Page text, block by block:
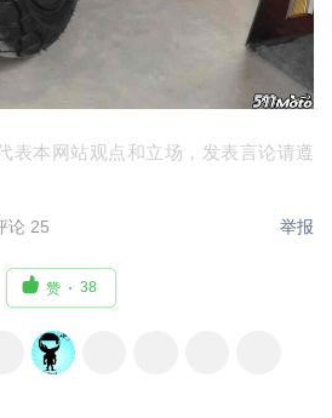
表本网站观点和立场，发表言论请遵
论 25 举报
 赞 38